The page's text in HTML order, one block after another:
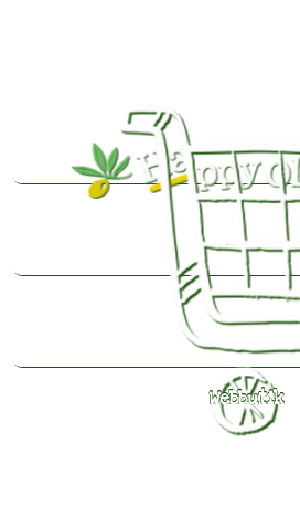
Webbutik